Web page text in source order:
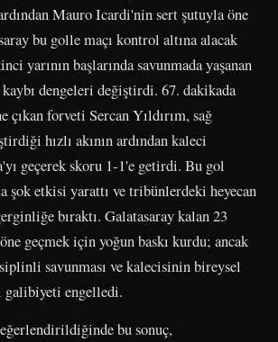
Mauro Icardi'nin sert şutuyla öne
bu golle maçı kontrol altına alacak
yarının başlarında savunmada yaşanan
dengeleri değiştirdi. 67. dakikada
çıkan forveti Sercan Yıldırım, sağ
hızlı akının ardından kaleci
geçerek skoru 1-1'e getirdi. Bu gol
şok etkisi yarattı ve tribünlerdeki heyecan
bıraktı. Galatasaray kalan 23
geçmek için yoğun baskı kurdu; ancak
savunması ve kalecisinin bireysel
galibiyeti engelledi.
bu sonuç,